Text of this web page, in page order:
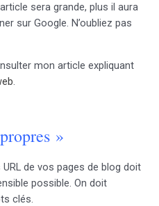
sera grande, plus il aura
sur Google. N’oubliez pas
mon article expliquant
.
»
de vos pages de blog doit
possible. On doit
clés.